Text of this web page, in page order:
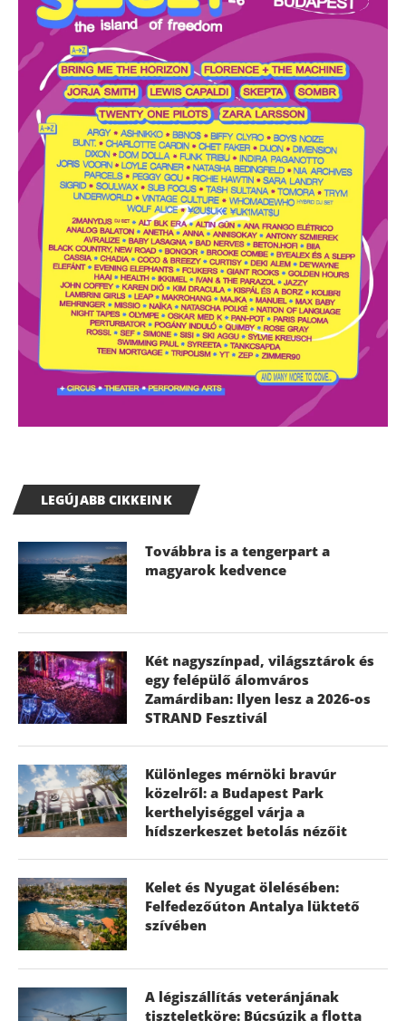
LEGÚJABB CIKKEINK
Továbbra is a tengerpart a
magyarok kedvence
Két nagyszínpad, világsztárok és
egy felépülő álomváros
Zamárdiban: Ilyen lesz a 2026-os
STRAND Fesztivál
Különleges mérnöki bravúr
közelről: a Budapest Park
kerthelyiséggel várja a
hídszerkeszet betolás nézőit
Kelet és Nyugat ölelésében:
Felfedezőúton Antalya lüktető
szívében
A légiszállítás veteránjának
tiszteletköre: Búcsúzik a flotta